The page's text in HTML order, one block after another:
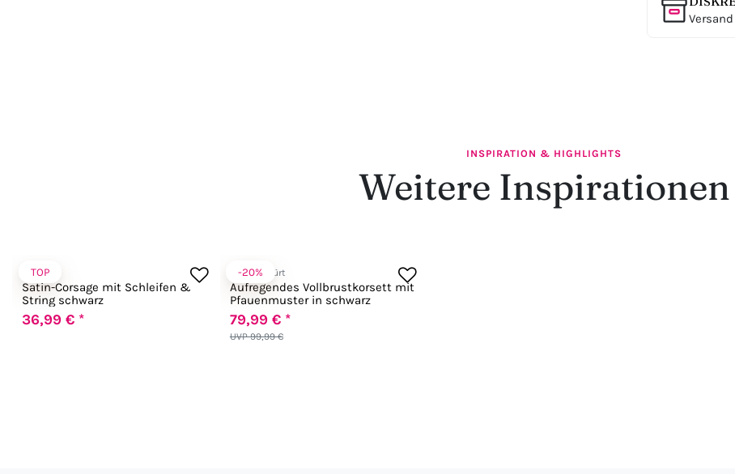
INSPIRATION & HIGHLIGHTS
Weitere Inspirationen
TOP
Chilirose
Satin-Corsage mit Schleifen &
String schwarz
36,99 € *
-20%
Zugeschnürt
Aufregendes Vollbrustkorsett mit
Pfauenmuster in schwarz
UVP 99,99 €
79,99 € *